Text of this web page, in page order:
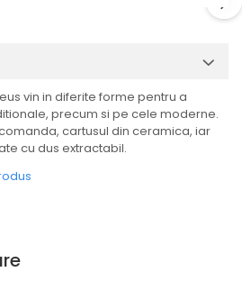
vin in diferite forme pentru a
precum si pe cele moderne.
cartusul din ceramica, iar
cu dus extractabil.